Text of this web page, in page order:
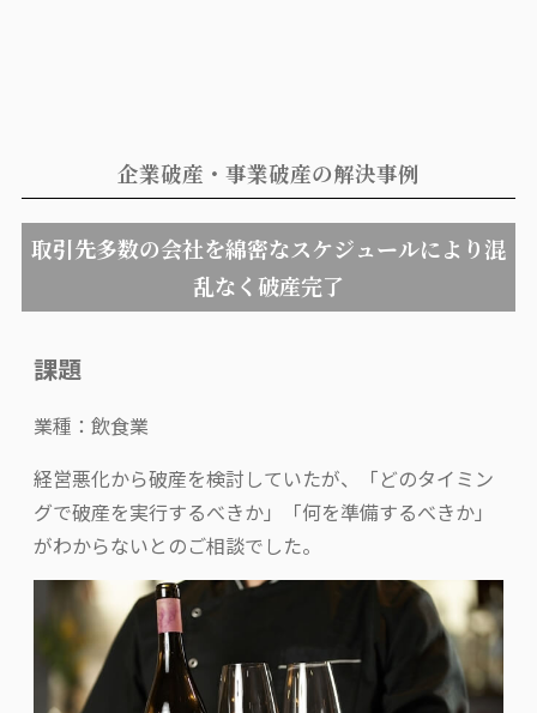
企業破産・事業破産の解決事例
取引先多数の会社を綿密なスケジュールにより混
乱なく破産完了
課題
業種：飲食業
経営悪化から破産を検討していたが、「どのタイミン
グで破産を実行するべきか」「何を準備するべきか」
がわからないとのご相談でした。